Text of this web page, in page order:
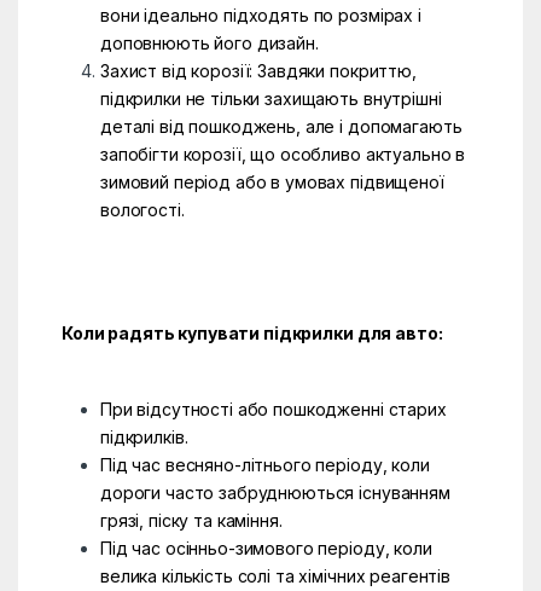
вони ідеально підходять по розмірах і
доповнюють його дизайн.
Захист від корозії: Завдяки покриттю,
підкрилки не тільки захищають внутрішні
деталі від пошкоджень, але і допомагають
запобігти корозії, що особливо актуально в
зимовий період або в умовах підвищеної
вологості.
Коли радять купувати підкрилки для авто:
При відсутності або пошкодженні старих
підкрилків.
Під час весняно-літнього періоду, коли
дороги часто забруднюються існуванням
грязі, піску та каміння.
Під час осінньо-зимового періоду, коли
велика кількість солі та хімічних реагентів